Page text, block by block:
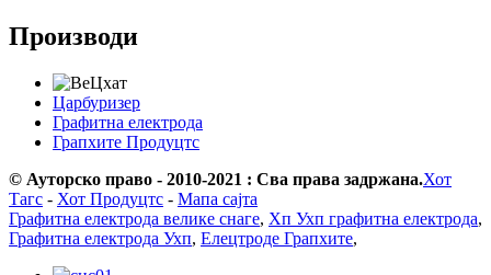
Производи
Царбуризер
Графитна електрода
Грапхите Продуцтс
© Ауторско право - 2010-2021 : Сва права задржана.Хот
Тагс - Хот Продуцтс - Мапа сајта
Графитна електрода велике снаге, Хп Ухп графитна електрода,
Графитна електрода Ухп, Елецтроде Грапхите,